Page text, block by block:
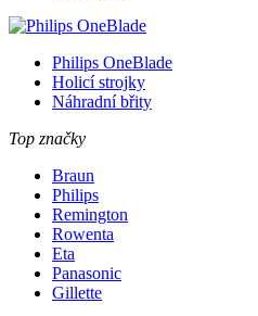
Philips OneBlade
Holicí strojky
Náhradní břity
Top značky
Braun
Philips
Remington
Rowenta
Eta
Panasonic
Gillette